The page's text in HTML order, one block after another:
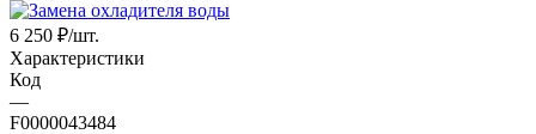
6 250 ₽/шт.
Характеристики
Код
—
F0000043484